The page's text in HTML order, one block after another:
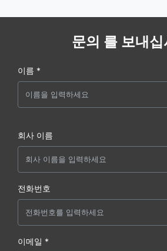
문의 를 보내
이름 *
회사 이름
전화번호
이메일 *